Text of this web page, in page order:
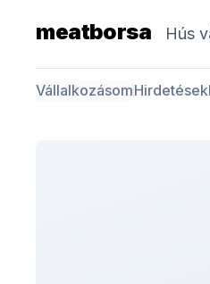
meatborsa Hús
VállalkozásomHirdetések